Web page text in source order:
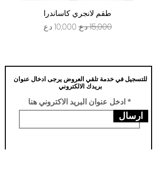
طقم لانجري كاساندرا
سعر عادي سعر البيع
للتسجيل في خدمة تلقي العروض يرجى ادخال عنوان
بريدك الالكتروني
ادخل عنوان البريد الاكتروني هنا
ارسال